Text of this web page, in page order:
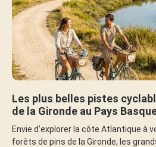
Les plus belles pistes
de la Gironde au Pays
Envie d’explorer la côte Atlantique à
forêts de pins de la Gironde, les